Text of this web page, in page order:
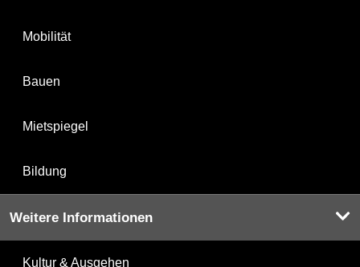
Mobilität
Bauen
Mietspiegel
Bildung
Weitere Informationen
Kultur & Ausgehen